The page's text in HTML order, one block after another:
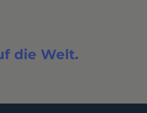
die Welt.